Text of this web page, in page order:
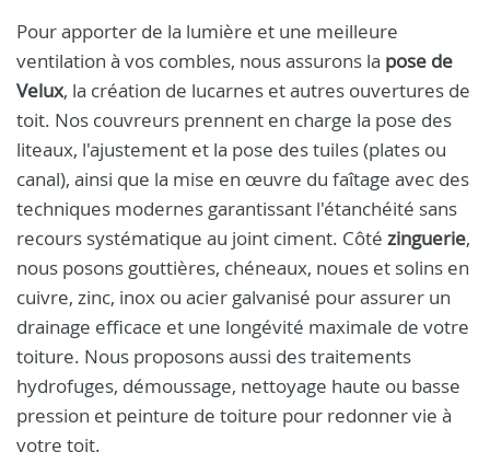
Pour apporter de la lumière et une meilleure
ventilation à vos combles, nous assurons la pose de
Velux, la création de lucarnes et autres ouvertures de
toit. Nos couvreurs prennent en charge la pose des
liteaux, l'ajustement et la pose des tuiles (plates ou
canal), ainsi que la mise en œuvre du faîtage avec des
techniques modernes garantissant l'étanchéité sans
recours systématique au joint ciment. Côté zinguerie,
nous posons gouttières, chéneaux, noues et solins en
cuivre, zinc, inox ou acier galvanisé pour assurer un
drainage efficace et une longévité maximale de votre
toiture. Nous proposons aussi des traitements
hydrofuges, démoussage, nettoyage haute ou basse
pression et peinture de toiture pour redonner vie à
votre toit.